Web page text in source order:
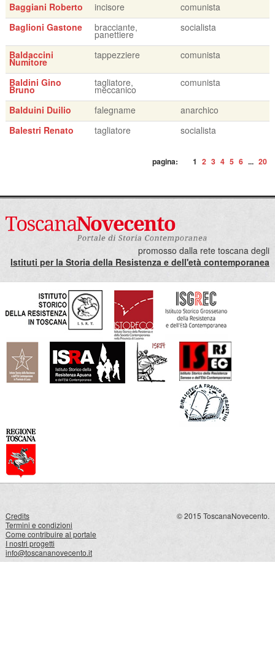
Baggiani Roberto
incisore
comunista
Baglioni Gastone
bracciante,
panettiere
socialista
Baldaccini
Numitore
tappezziere comunista
Baldini Gino
Bruno
tagliatore,
meccanico
comunista
Balduini Duilio falegname
anarchico
Balestri Renato
tagliatore socialista
pagina: 1 2 3 4 5 6 ... 20
promosso dalla rete toscana degli
Istituti per la Storia della Resistenza e dell'età contemporanea
Credits
Termini e condizioni
Come contribuire al portale
I nostri progetti
info@toscananovecento.it
© 2015 ToscanaNovecento.